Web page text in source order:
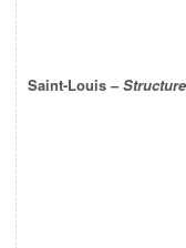
Saint-Louis –